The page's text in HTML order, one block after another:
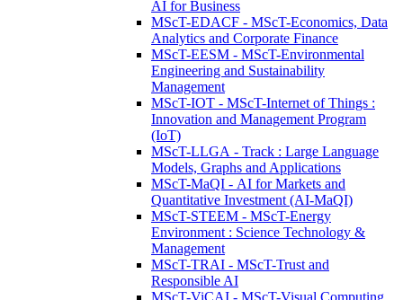
AI for Business
MScT-EDACF - MScT-Economics, Data
Analytics and Corporate Finance
MScT-EESM - MScT-Environmental
Engineering and Sustainability
Management
MScT-IOT - MScT-Internet of Things :
Innovation and Management Program
(IoT)
MScT-LLGA - Track : Large Language
Models, Graphs and Applications
MScT-MaQI - AI for Markets and
Quantitative Investment (AI-MaQI)
MScT-STEEM - MScT-Energy
Environment : Science Technology &
Management
MScT-TRAI - MScT-Trust and
Responsible AI
MScT-ViCAI - MScT-Visual Computing